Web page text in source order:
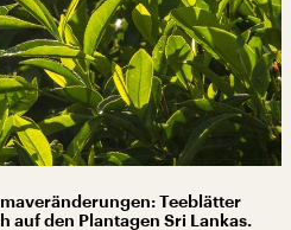
Teeblätter
auf den Plantagen Sri Lankas.